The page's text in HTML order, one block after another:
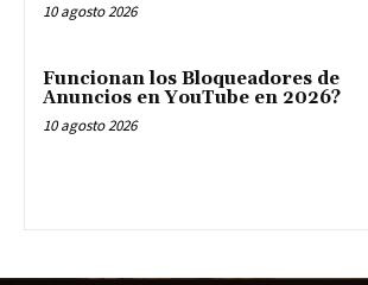
10 agosto 2026
Funcionan los Bloqueadores de
Anuncios en YouTube en 2026?
10 agosto 2026